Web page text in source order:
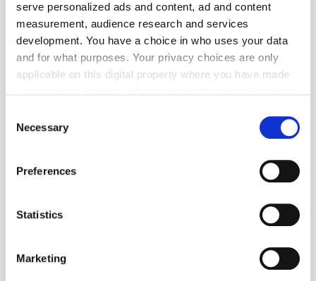
serve personalized ads and content, ad and content
measurement, audience research and services
development. You have a choice in who uses your data
and for what purposes. Your privacy choices are only
applicable on this digital property where you have made
the Privacy trigger icon.
Collect information about your geographical location
Identify your device by actively scanning it for
Find out more about how your personal data is processed
and set your preferences in the
Selection
Necessary
Preferences
Statistics
Marketing
Foto: © WDR/Claus Langer
"Türen auf mit der Maus" am 3. Oktober